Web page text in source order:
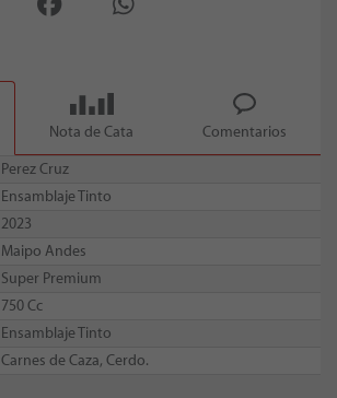
Nota de Cata Comentarios
Perez Cruz
Ensamblaje Tinto
2023
Maipo Andes
Super Premium
750 Cc
Ensamblaje Tinto
Carnes de Caza, Cerdo.